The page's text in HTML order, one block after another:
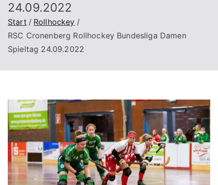
24.09.2022
Start
Rollhockey
RSC Cronenberg Rollhockey Bundesliga Damen
Spieltag 24.09.2022